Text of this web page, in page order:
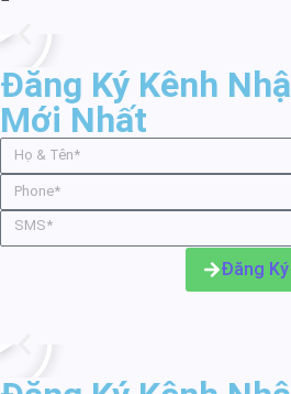
Đăng Ký Kênh
Mới Nhất
Đăng Ký